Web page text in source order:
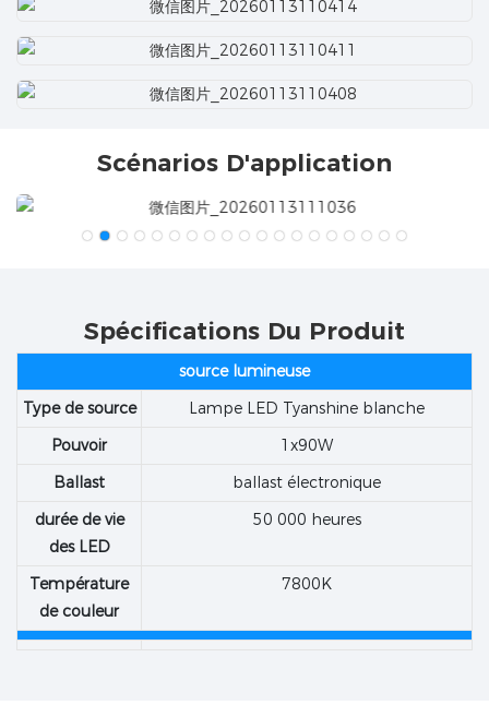
Scénarios D'application
Spécifications Du Produit
source lumineuse
Type de source
Lampe LED Tyanshine blanche
Pouvoir
1x90W
Ballast
ballast électronique
durée de vie
des LED
50 000 heures
Température
de couleur
7800K